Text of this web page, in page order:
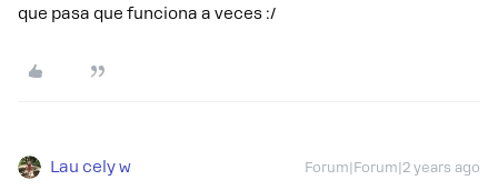
que pasa que funciona a veces :/
Lau cely w Forum|Forum|2 years ago